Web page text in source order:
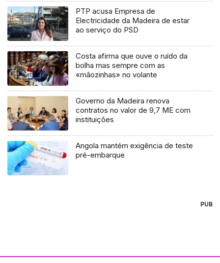
PTP acusa Empresa de
Electricidade da Madeira de estar
ao serviço do PSD
Costa afirma que ouve o ruído da
bolha mas sempre com as
«mãozinhas» no volante
Governo da Madeira renova
contratos no valor de 9,7 ME com
instituições
Angola mantém exigência de teste
pré-embarque
PUB